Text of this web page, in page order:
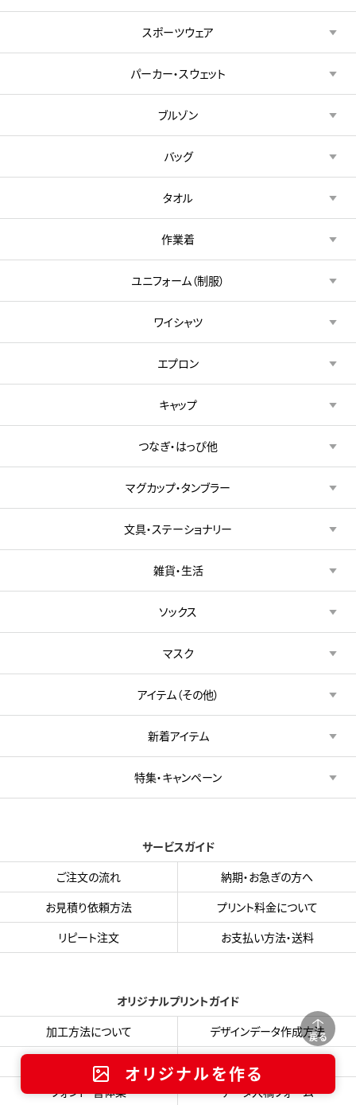
戻る
オリジナルを作る
スポーツウェア
パーカー・スウェット
ブルゾン
バッグ
タオル
作業着
ユニフォーム（制服）
ワイシャツ
エプロン
キャップ
つなぎ・はっぴ他
マグカップ・タンブラー
文具・ステーショナリー
雑貨・生活
ソックス
マスク
アイテム（その他）
新着アイテム
特集・キャンペーン
サービスガイド
ご注文の流れ
納期・お急ぎの方へ
お見積り依頼方法
プリント料金について
リピート注文
お支払い方法・送料
オリジナルプリントガイド
加工方法について
デザインデータ作成方法
フォント・書体集
データ入稿フォーム